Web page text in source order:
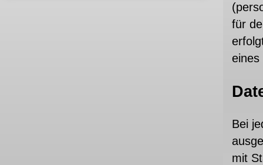
für
eines
Bei
mit